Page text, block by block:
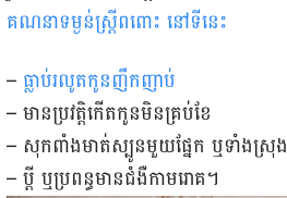
គណនាទម្ងន់ស្ត្រីពពោះ នៅទីនេះ
– ធ្លាប់រលូតកូនញឹកញាប់
– មាន​ប្រវត្តិ​​កើត​កូន​មិន​គ្រប់​ខែ
– សុក​ពាំង​មាត់​ស្បូន​មួយ​ផ្នែក ឬ​ទាំង​ស្រុង
– ប្តី ឬ​ប្រពន្ធ​មាន​ជំងឺកាមរោគ។